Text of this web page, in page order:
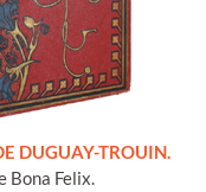
DUGUAY-TROUIN.
Bona Felix.